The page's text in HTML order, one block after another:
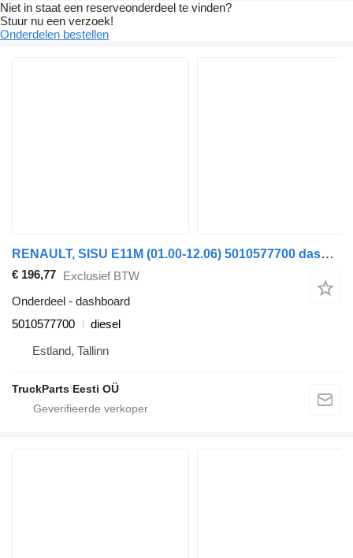
Niet in staat een reserveonderdeel te vinden?
Stuur nu een verzoek!
Onderdelen bestellen
RENAULT, SISU E11M (01.00-12.06) 5010577700 dashboard voor Sisu E11M (01.00-12.06) trekker
€ 196,77 Exclusief BTW
Onderdeel - dashboard
5010577700
diesel
Estland, Tallinn
TruckParts Eesti OÜ